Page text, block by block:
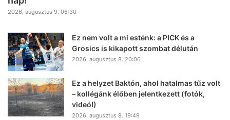
2026, augusztus 9. 06:30
Ez nem volt a mi esténk: a PICK és a
Grosics is kikapott szombat délután
2026, augusztus 8. 20:06
Ez a helyzet Baktón, ahol hatalmas tűz volt
– kollégánk élőben jelentkezett (fotók,
videó!)
2026, augusztus 8. 19:49